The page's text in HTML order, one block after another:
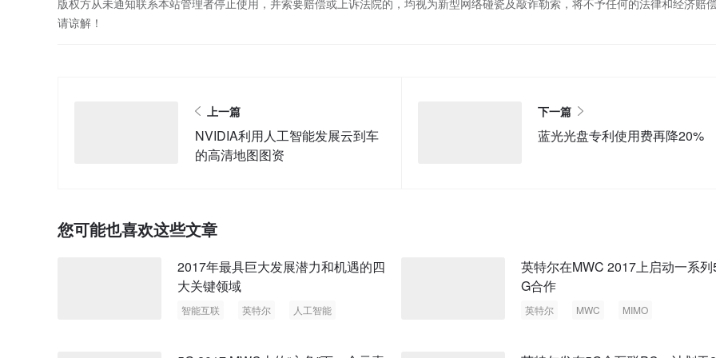
版权方从未通知联系本站管理者停止使用，并索要赔偿或上诉法院的，均视为新型网络碰瓷及敲诈勒索，将不予任何的法律和经济赔
请谅解！
上一篇
NVIDIA利用人工智能发展云到车
的高清地图图资
下一篇
蓝光光盘专利使用费再降20%
您可能也喜欢这些文章
2017年最具巨大发展潜力和机遇的四
大关键领域
智能互联 英特尔
人工智能
英特尔在MWC 2017上启动一系列
G合作
英特尔 MWC
MIMO